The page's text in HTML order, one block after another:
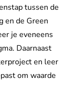
tussen de
en de Green
je eveneens
Daarnaast
en leer
om waarde